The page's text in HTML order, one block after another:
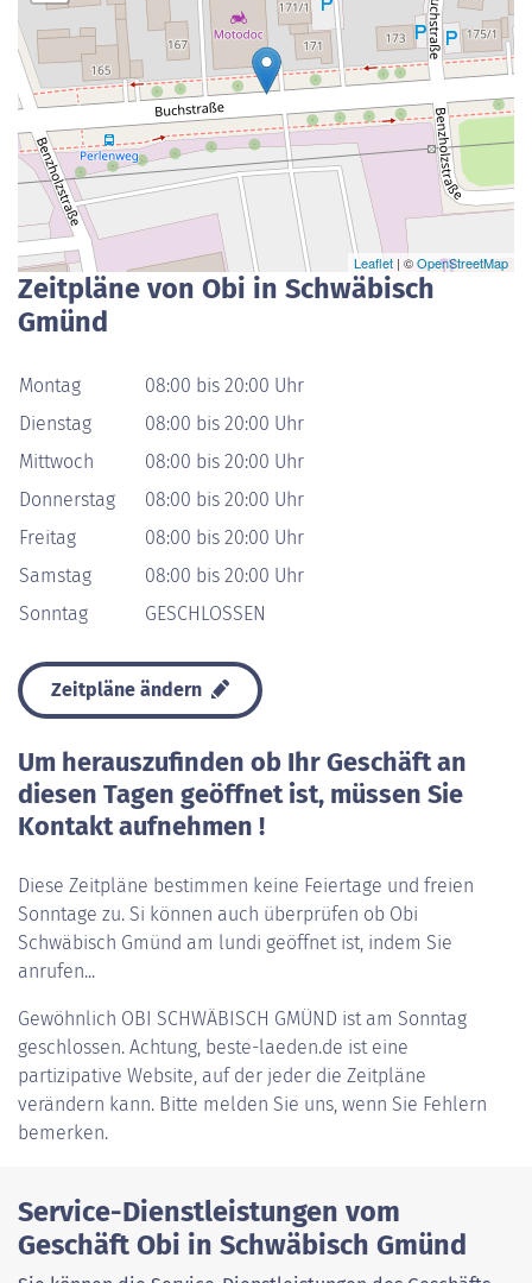
Leaflet | ©OpenStreetMap
Zeitpläne von Obi in Schwäbisch
Gmünd
Montag
08:00 bis 20:00 Uhr
Dienstag
08:00 bis 20:00 Uhr
Mittwoch
08:00 bis 20:00 Uhr
Donnerstag
08:00 bis 20:00 Uhr
Freitag
08:00 bis 20:00 Uhr
Samstag
08:00 bis 20:00 Uhr
Sonntag
GESCHLOSSEN
Zeitpläne ändern
Um herauszufinden ob Ihr Geschäft an
diesen Tagen geöffnet ist, müssen Sie
Kontakt aufnehmen !
Diese Zeitpläne bestimmen keine Feiertage und freien
Sonntage zu. Si können auch überprüfen ob Obi
Schwäbisch Gmünd am lundi geöffnet ist, indem Sie
anrufen...
Gewöhnlich OBI SCHWÄBISCH GMÜND ist am Sonntag
geschlossen. Achtung, beste-laeden.de ist eine
partizipative Website, auf der jeder die Zeitpläne
verändern kann. Bitte melden Sie uns, wenn Sie Fehlern
bemerken.
Service-Dienstleistungen vom
Geschäft Obi in Schwäbisch Gmünd